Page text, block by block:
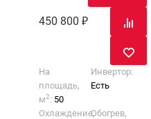
450 800
На
площадь,
м2: 50
Инвертор:
Есть
Охлаждение,Обогрев,